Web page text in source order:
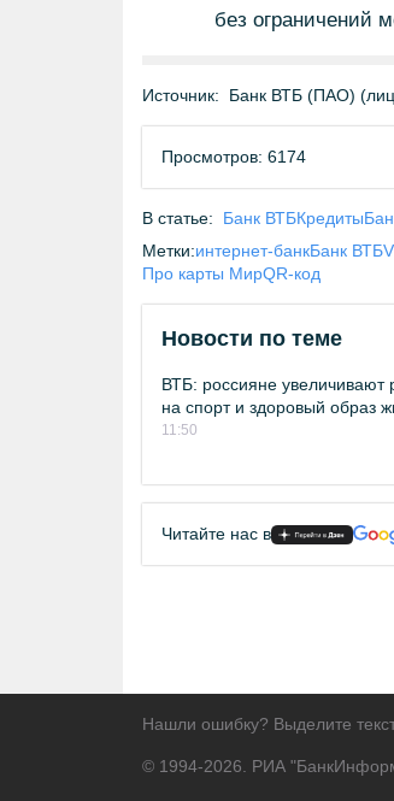
без ограничений
Источник: Банк ВТБ (ПАО)
Просмотров: 6174
В статье: Банк ВТБКредиты
Метки:интернет-банкБанк ВТБ
Про карты МирQR-код
Новости по теме
ВТБ: россияне увеличивают
на спорт и здоровый образ
11:50
Читайте нас в
Нашли ошибку? Выделите
© 1994-2026. РИА